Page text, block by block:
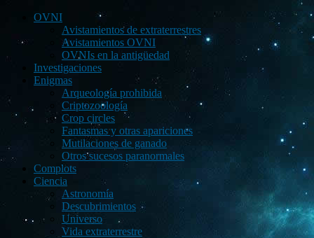
OVNI
Avistamientos de extraterrestres
Avistamientos OVNI
OVNIs en la antigüedad
Investigaciones
Enigmas
Arqueología prohibida
Criptozoología
Crop circles
Fantasmas y otras apariciones
Mutilaciones de ganado
Otros sucesos paranormales
Complots
Ciencia
Astronomía
Descubrimientos
Universo
Vida extraterrestre